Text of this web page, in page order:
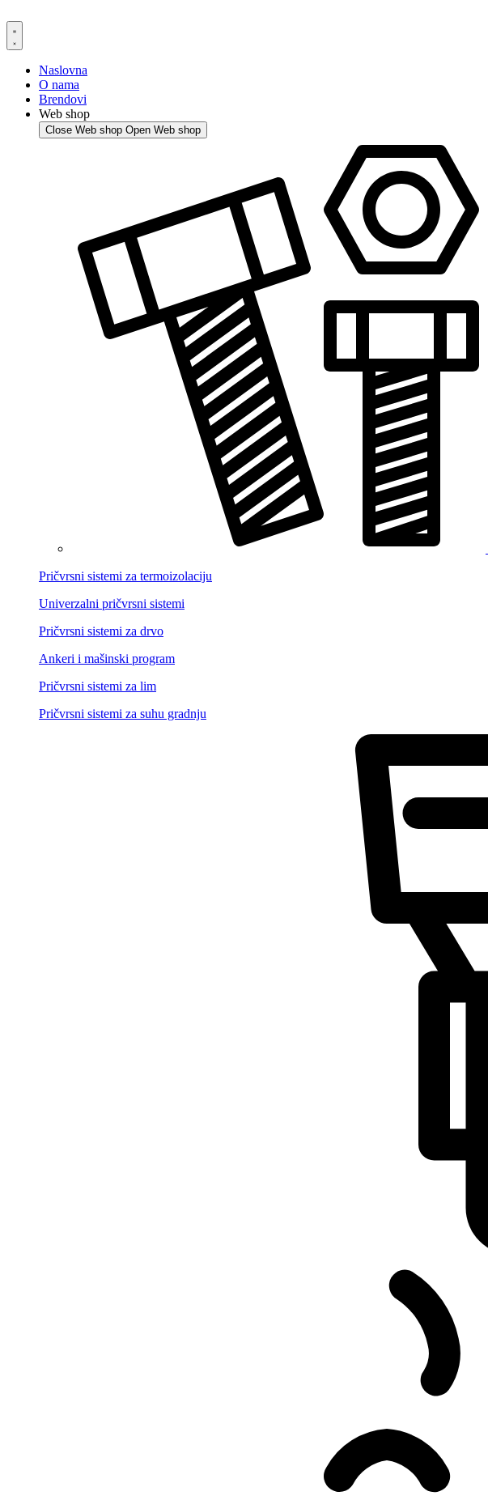
to
content
Naslovna
O nama
Brendovi
Web shop
Close Web shop Open Web shop
Pričvrsni sistemi za termoizolaciju
Univerzalni pričvrsni sistemi
Pričvrsni sistemi za drvo
Ankeri i mašinski program
Pričvrsni sistemi za lim
Pričvrsni sistemi za suhu gradnju